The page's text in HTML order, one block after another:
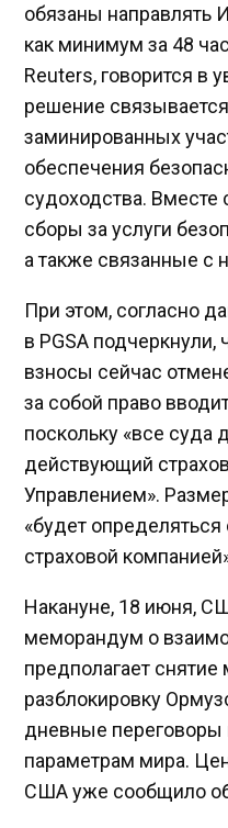
обязаны направлять
как минимум за 48
Reuters, говорится в
решение
заминированных
обеспечения
судоходства. Вместе
сборы за услуги
а также связанные с
При этом, согласно
в PGSA подчеркнули,
взносы сейчас
за собой право
поскольку «все
действующий
Управлением».
«будет
страховой
Накануне, 18 июня,
меморандум о
предполагает
разблокировку
дневные
параметрам мира.
США уже сообщило